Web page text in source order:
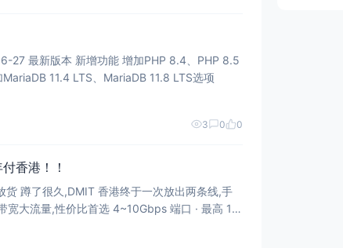
8.5
PHP安装、升级和虚拟主机选择支持； 增加MariaDB 11.4 LTS、MariaDB 11.8 LTS选项
3 0 0
香港！！
蹲了很久,DMIT 香港终于一次放出两条线,手
宽大流量,性价比首选 4~10Gbps 端口 · 最高 12